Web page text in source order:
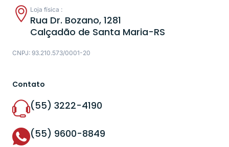
Loja física :
Rua Dr. Bozano, 1281
Calçadão de Santa Maria-RS
CNPJ: 93.210.573/0001-20
Contato
(55) 3222-4190
(55) 9600-8849